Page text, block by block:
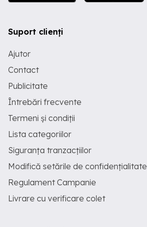
Suport clienți
Ajutor
Contact
Publicitate
Întrebări frecvente
Termeni și condiții
Lista categoriilor
Siguranța tranzacțiilor
Modifică setările de confidențialitate
Regulament Campanie
Livrare cu verificare colet